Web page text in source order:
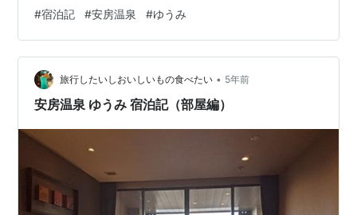
#宿泊記 #安房温泉 #ゆうみ
旅行したいしおいしいもの食べたい • 5年前
安房温泉 ゆうみ 宿泊記（部屋編）